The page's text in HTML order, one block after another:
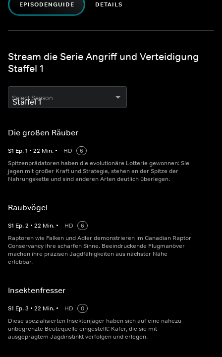
EPISODENGUIDE DETAILS
Stream die Serie Angriff und Verteidigung
Staffel 1
Select Season
Die großen Räuber
S1 Ep.1 • 22 Min. • HD
6
Spitzenprädatoren haben die evolutionäre Lotterie gewonnen: Sie
jagen mit großer Kraft und Strategie, stehen an der Spitze der
Nahrungskette und sind anderen Arten deutlich überlegen.
Raubvögel
S1 Ep.2 • 22 Min. • HD
6
Raptoren wie Falken und Adler demonstrieren im Canadian Raptor
Conservancy ihre scharfen Sinne. Beeindruckende Flugmanöver
machen ihre präzisen Jagdfähigkeiten aus nächster Nähe
erlebbar.
Insektenfresser
S1 Ep.3 • 22 Min. • HD
0
Diese spezialisierten Insektenjäger haben sich auf eine nahezu
unbegrenzte Beutequelle eingestellt: Käfer, die sie mit
ausgeprägtem Jagdinstinkt verfolgen und erlegen.